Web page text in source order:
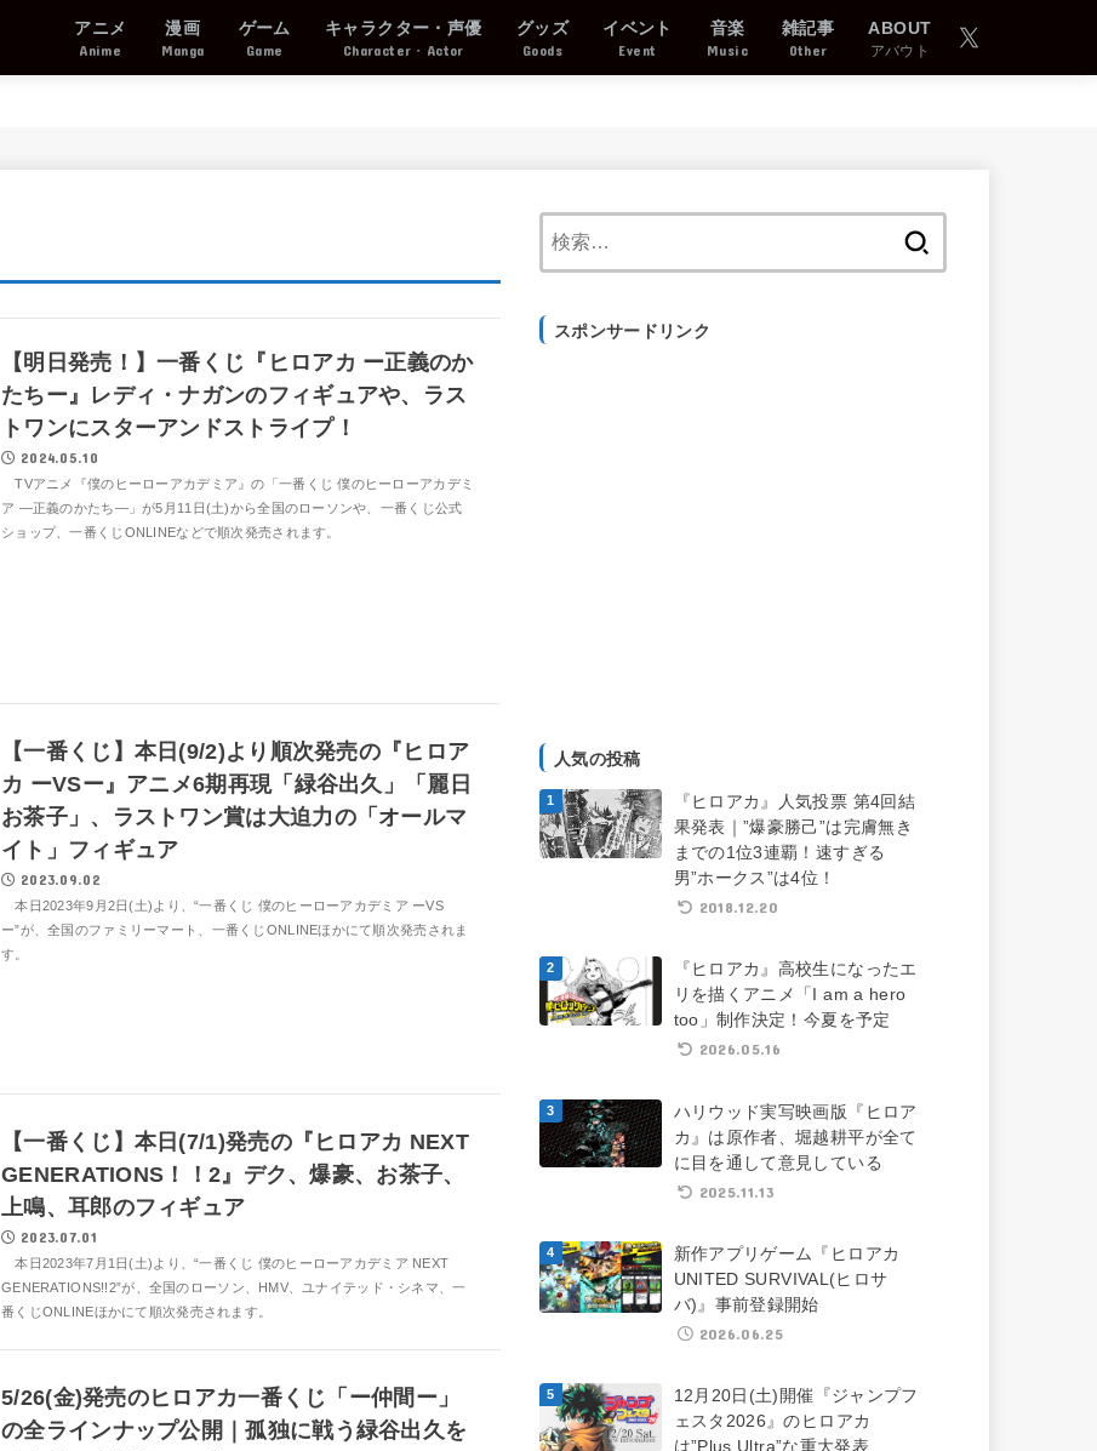
アニメ
Anime
漫画
Manga
ゲーム
Game
キャラクター・声優
Character・Actor
グッズ
Goods
イベント
Event
音楽
Music
雑記事
Other
ABOUT
アバウト
【明日発売！】一番くじ『ヒロアカ ー正義のか
たちー』レディ・ナガンのフィギュアや、ラス
トワンにスターアンドストライプ！
2024.05.10
TVアニメ『僕のヒーローアカデミア』の「一番くじ 僕のヒーローアカデミ
ア ―正義のかたち―」が5月11日(土)から全国のローソンや、一番くじ公式
ショップ、一番くじONLINEなどで順次発売されます。
【一番くじ】本日(9/2)より順次発売の『ヒロア
カ ーVSー』アニメ6期再現「緑谷出久」「麗日
お茶子」、ラストワン賞は大迫力の「オールマ
イト」フィギュア
2023.09.02
本日2023年9月2日(土)より、“一番くじ 僕のヒーローアカデミア ーVS
ー”が、全国のファミリーマート、一番くじONLINEほかにて順次発売されま
す。
【一番くじ】本日(7/1)発売の『ヒロアカ NEXT
GENERATIONS！！2』デク、爆豪、お茶子、
上鳴、耳郎のフィギュア
2023.07.01
本日2023年7月1日(土)より、“一番くじ 僕のヒーローアカデミア NEXT
GENERATIONS!!2”が、全国のローソン、HMV、ユナイテッド・シネマ、一
番くじONLINEほかにて順次発売されます。
5/26(金)発売のヒロアカ一番くじ「ー仲間ー」
の全ラインナップ公開｜孤独に戦う緑谷出久を
スポンサードリンク
人気の投稿
『ヒロアカ』人気投票 第4回結
果発表｜”爆豪勝己”は完膚無き
までの1位3連覇！速すぎる
男”ホークス”は4位！
2018.12.20
『ヒロアカ』高校生になったエ
リを描くアニメ「I am a hero
too」制作決定！今夏を予定
2026.05.16
ハリウッド実写映画版『ヒロア
カ』は原作者、堀越耕平が全て
に目を通して意見している
2025.11.13
新作アプリゲーム『ヒロアカ
UNITED SURVIVAL(ヒロサ
バ)』事前登録開始
2026.06.25
12月20日(土)開催『ジャンプフ
ェスタ2026』のヒロアカ
は”Plus Ultra”な重大発表